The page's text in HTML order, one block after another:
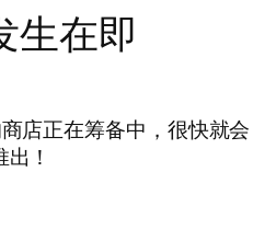
生在即
店正在筹备中，很快就会
出！